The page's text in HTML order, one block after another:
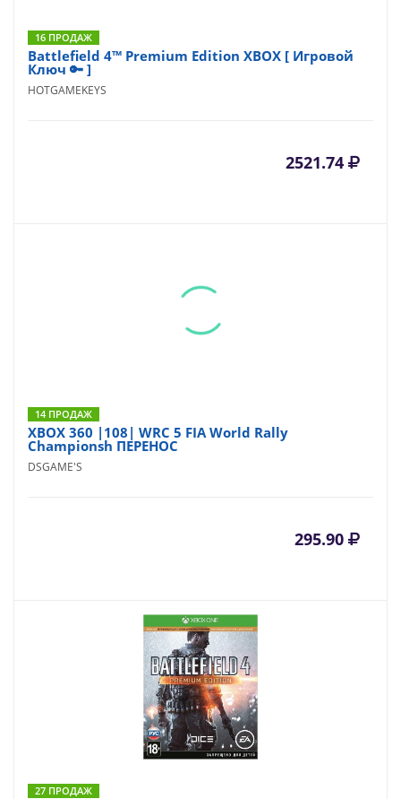
16 ПРОДАЖ
Battlefield 4™ Premium Edition XBOX [ Игровой
Ключ 🔑 ]
HOTGAMEKEYS
2521.74
14 ПРОДАЖ
XBOX 360 |108| WRC 5 FIA World Rally
Championsh ПЕРЕНОС
DSGAME'S
295.90
27 ПРОДАЖ